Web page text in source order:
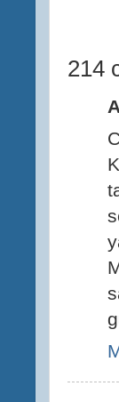
214